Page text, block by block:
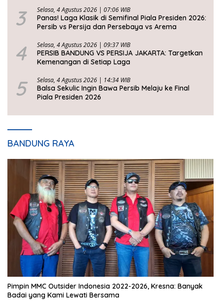
3 Selasa, 4 Agustus 2026 | 07:06 WIB
Panas! Laga Klasik di Semifinal Piala Presiden 2026:
Persib vs Persija dan Persebaya vs Arema
4 Selasa, 4 Agustus 2026 | 09:37 WIB
PERSIB BANDUNG VS PERSIJA JAKARTA: Targetkan
Kemenangan di Setiap Laga
5 Selasa, 4 Agustus 2026 | 14:34 WIB
Balsa Sekulic Ingin Bawa Persib Melaju ke Final
Piala Presiden 2026
BANDUNG RAYA
Pimpin MMC Outsider Indonesia 2022-2026, Kresna: Banyak
Badai yang Kami Lewati Bersama